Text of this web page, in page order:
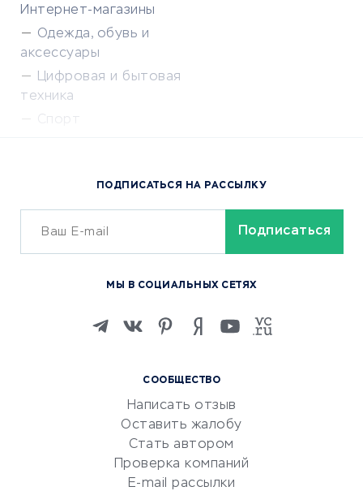
Интернет-магазины
Одежда, обувь и
аксессуары
Цифровая и бытовая
техника
Спорт
Сервисы доставки
ОБУЧЕНИЕ И РАБОТА
Изучение иностранных
Маркетинг и продажи
Репетиторство
Красота и здоровье
Сервисы по поиску работы
Сетевой маркетинг
СООБЩЕСТВО
Написать отзыв
Оставить жалобу
Стать автором
Проверка компаний
E-mail рассылки
ПОДПИСАТЬСЯ НА РАССЫЛКУ
МЫ В СОЦИАЛЬНЫХ СЕТЯХ